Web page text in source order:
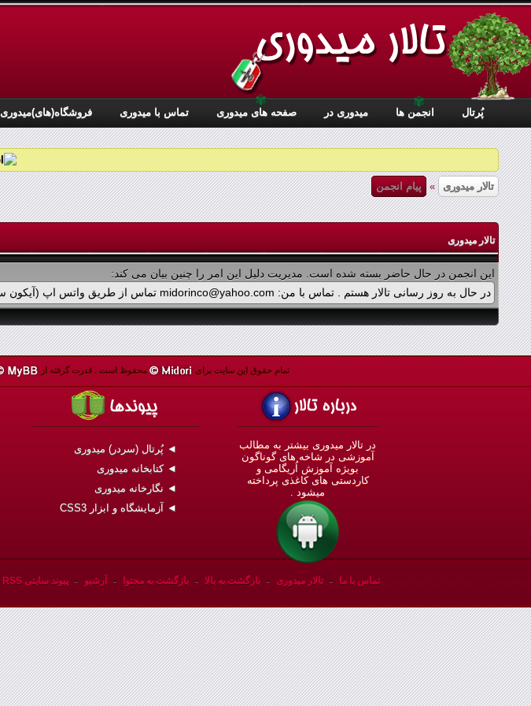
پُرتال انجمن ها ميدوری در صفحه های میدوری تماس با میدوری فروشگاه(های)میدوری
تالار میدوری » پیام انجمن
تالار میدوری
این انجمن در حال حاضر بسته شده است. مدیریت دلیل این امر را چنین بیان می کند:
در حال به روز رسانی تالار هستم . تماس با من: midorinco@yahoo.com تماس از طریق واتس اپ (آیکون سمت چپ - بالای تالار) در پرداخت پولی برنامه ها اشکالی پیش آمده که در حال بازنویسی آن هستم .
تمام حقوق اين سايت برای محفوظ است .قدرت گرفته از
◄ پُرتال (سردر) میدوری
◄ کتابخانه میدوری
◄ نگارخانه میدوری
◄ آزمایشگاه و ابزار CSS3
در تالار میدوری بيشتر به مطالب
آموزشی در شاخه های گوناگون
بویژه آموزش اُريگامی و
کاردستی های کاغذی پرداخته
ميشود .
تماس با ما - تالار میدوری - بازگشت به بالا - بازگشت به محتوا - آرشیو - پیوند سایتی RSS
✾
✾